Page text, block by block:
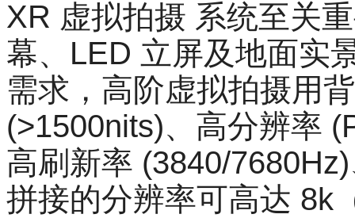
XR 虚拟拍摄 系统至关
幕、LED 立屏及地面实
需求，高阶虚拟拍摄用
(>1500nits)、高分辨率
高刷新率 (3840/
拼接的分辨率可高达 8k